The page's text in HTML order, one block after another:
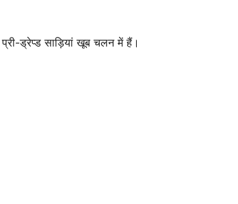
ड्रेप्ड साड़ियां खूब चलन में हैं।